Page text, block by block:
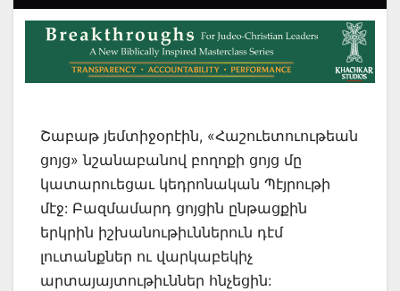
Շաբաթ յեմտիջօրէին, «Հաշուետուութեան
ցոյց» նշանաբանով բողոքի ցոյց մը
կատարուեցաւ կեդրոնական Պէյրութի
մէջ: Բազմամարդ ցոյցին ընթացքին
երկրին իշխանութիւններուն դէմ
լուտանքներ ու վարկաբեկիչ
արտայայտութիւններ հնչեցին: